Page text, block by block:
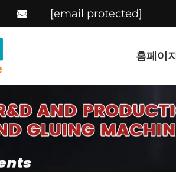
[email protected]
홈페이지